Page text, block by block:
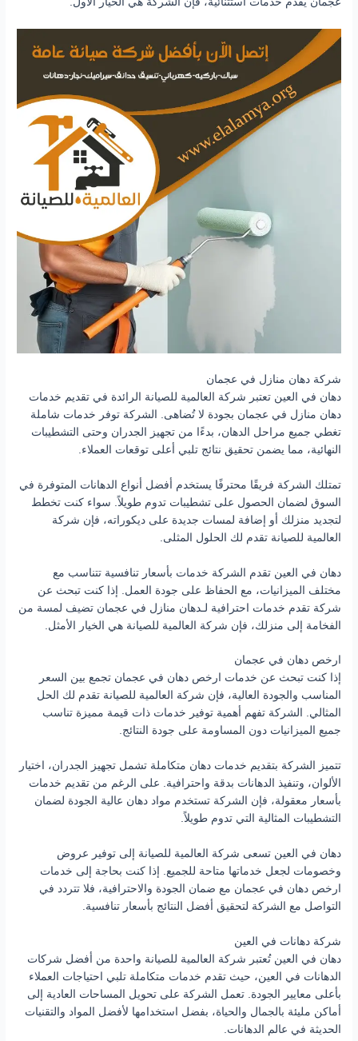
شركة دهان منازل في عجمان
دهان في العين تعتبر شركة العالمية للصيانة الرائدة في تقديم خدمات
دهان منازل في عجمان بجودة لا تُضاهى. الشركة توفر خدمات شاملة
تغطي جميع مراحل الدهان، بدءًا من تجهيز الجدران وحتى التشطيبات
النهائية، مما يضمن تحقيق نتائج تلبي أعلى توقعات العملاء.
تمتلك الشركة فريقًا محترفًا يستخدم أفضل أنواع الدهانات المتوفرة في
السوق لضمان الحصول على تشطيبات تدوم طويلاً. سواء كنت تخطط
لتجديد منزلك أو إضافة لمسات جديدة على ديكوراته، فإن شركة
العالمية للصيانة تقدم لك الحلول المثلى.
دهان في العين تقدم الشركة خدمات بأسعار تنافسية تتناسب مع
مختلف الميزانيات، مع الحفاظ على جودة العمل. إذا كنت تبحث عن
شركة تقدم خدمات احترافية لـدهان منازل في عجمان تضيف لمسة من
الفخامة إلى منزلك، فإن شركة العالمية للصيانة هي الخيار الأمثل.
ارخص دهان في عجمان
إذا كنت تبحث عن خدمات ارخص دهان في عجمان تجمع بين السعر
المناسب والجودة العالية، فإن شركة العالمية للصيانة تقدم لك الحل
المثالي. الشركة تفهم أهمية توفير خدمات ذات قيمة مميزة تناسب
جميع الميزانيات دون المساومة على جودة النتائج.
تتميز الشركة بتقديم خدمات دهان متكاملة تشمل تجهيز الجدران، اختيار
الألوان، وتنفيذ الدهانات بدقة واحترافية. على الرغم من تقديم خدمات
بأسعار معقولة، فإن الشركة تستخدم مواد دهان عالية الجودة لضمان
التشطيبات المثالية التي تدوم طويلاً.
دهان في العين تسعى شركة العالمية للصيانة إلى توفير عروض
وخصومات لجعل خدماتها متاحة للجميع. إذا كنت بحاجة إلى خدمات
ارخص دهان في عجمان مع ضمان الجودة والاحترافية، فلا تتردد في
التواصل مع الشركة لتحقيق أفضل النتائج بأسعار تنافسية.
شركة دهانات في العين
دهان في العين تُعتبر شركة العالمية للصيانة واحدة من أفضل شركات
الدهانات في العين، حيث تقدم خدمات متكاملة تلبي احتياجات العملاء
بأعلى معايير الجودة. تعمل الشركة على تحويل المساحات العادية إلى
أماكن مليئة بالجمال والحياة، بفضل استخدامها لأفضل المواد والتقنيات
الحديثة في عالم الدهانات.